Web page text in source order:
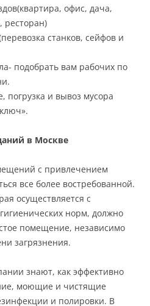
офис, дача,
ресторан)
станков, сейфов и
подобрать вам рабочих по
времени.
погрузка и вывоз мусора
в Москве
с привлечением
все более востребованной.
осуществляется с
норм, должно
помещение, независимо
загрязнения.
знают, как эффективно
моющие и чистящие
и полировки. В